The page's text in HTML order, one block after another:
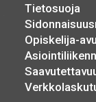
Tietosuoja
Opiskelija-